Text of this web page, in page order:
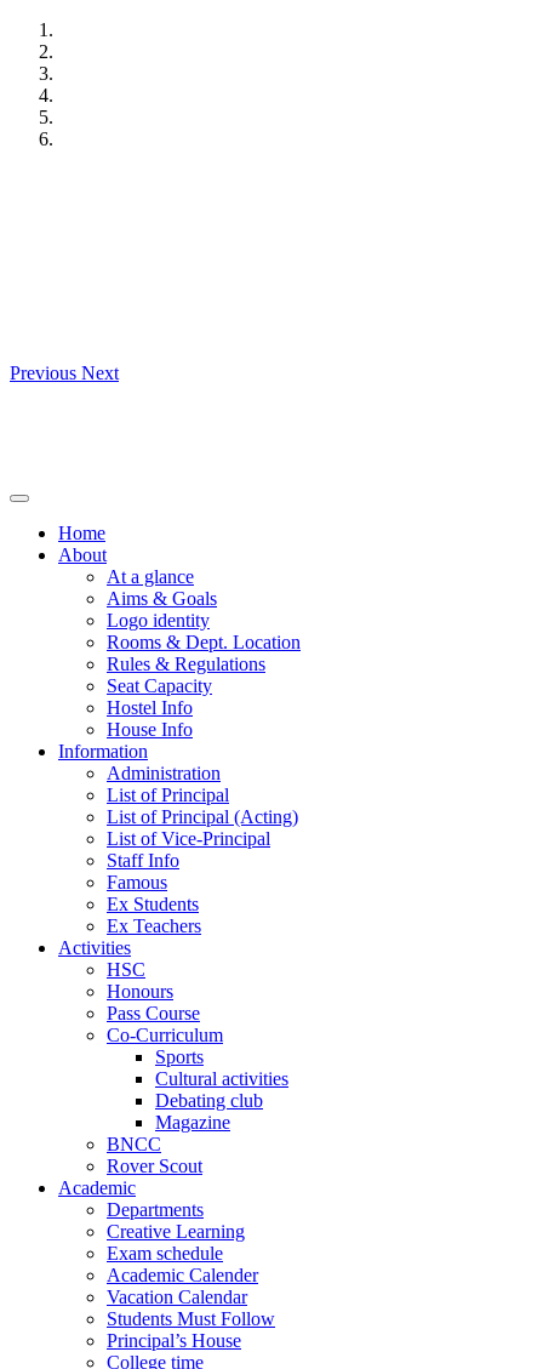
Skip
content
Previous Next
Home
About
At a glance
Aims & Goals
Logo identity
Rooms & Dept. Location
Rules & Regulations
Seat Capacity
Hostel Info
House Info
Information
Administration
List of Principal
List of Principal (Acting)
List of Vice-Principal
Staff Info
Famous
Ex Students
Ex Teachers
Activities
HSC
Honours
Pass Course
Co-Curriculum
Sports
Cultural activities
Debating club
Magazine
BNCC
Rover Scout
Academic
Departments
Creative Learning
Exam schedule
Academic Calender
Vacation Calendar
Students Must Follow
Principal’s House
College time